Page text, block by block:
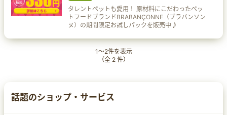
タレントペットも愛用！ 原材料にこだわったペッ
トフードブランドBRABANÇONNE（ブラバンソン
ヌ）の期間限定お試しパックを販売中♪
1～2件を表示
（全 2件）
話題のショップ・サービス